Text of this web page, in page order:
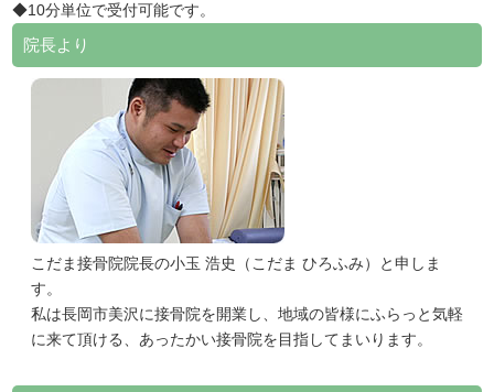
◆10分単位で受付可能です。
院長より
こだま接骨院院長の小玉 浩史（こだま ひろふみ）と申しま
す。
私は長岡市美沢に接骨院を開業し、地域の皆様にふらっと気軽
に来て頂ける、あったかい接骨院を目指してまいります。